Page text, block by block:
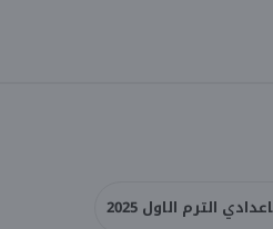
الترم الاول 2025